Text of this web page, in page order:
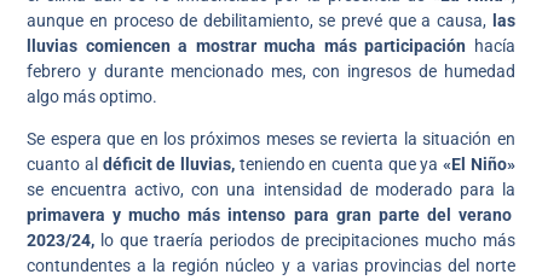
aunque en proceso de debilitamiento, se prevé que a causa,
las
lluvias comiencen a mostrar mucha más participación hacía
febrero y durante mencionado mes, con ingresos de humedad
algo más optimo.
Se espera que en los próximos meses se revierta la situación en
cuanto al déficit de lluvias, teniendo en cuenta que ya «El Niño»
se encuentra activo, con una intensidad de moderado para la
primavera y mucho más intenso para gran parte del verano
2023/24, lo que traería periodos de precipitaciones mucho más
contundentes a la región núcleo y a varias provincias del norte